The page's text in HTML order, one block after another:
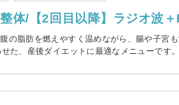
体/【2回目以降】ラジオ波
の脂肪を燃えやすく温めながら、腸や子宮
た、産後ダイエットに最適なメニューです。